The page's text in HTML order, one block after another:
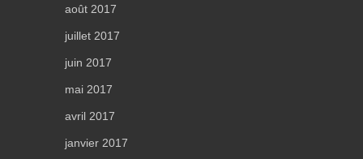
août 2017
juillet 2017
juin 2017
mai 2017
avril 2017
janvier 2017